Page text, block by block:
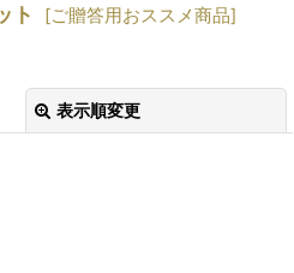
ト [ご贈答用おススメ商品]
表示順変更